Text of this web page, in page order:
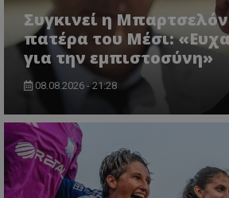
Συγκινεί η
πατέρα του Μέσι:
για την εμπιστοσύνη»
08.08.2026 - 21:28